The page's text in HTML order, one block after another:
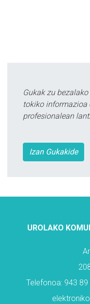
Gukak zu
tokiko informazioa
profesionalean
Izan Gukakide
UROLAKO
Telefonoa: 943